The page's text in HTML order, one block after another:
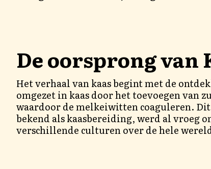
De oorsprong van
Het verhaal van kaas begint met de
omgezet in kaas door het toevoegen van
waardoor de melkeiwitten coaguleren. Dit
bekend als kaasbereiding, werd al vroeg
verschillende culturen over de hele